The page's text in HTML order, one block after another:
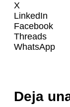
X
LinkedIn
Facebook
Threads
WhatsApp
Deja